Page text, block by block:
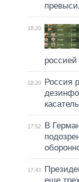
18:20
россией
18:20
Россия
17:52
В
17:43
еще